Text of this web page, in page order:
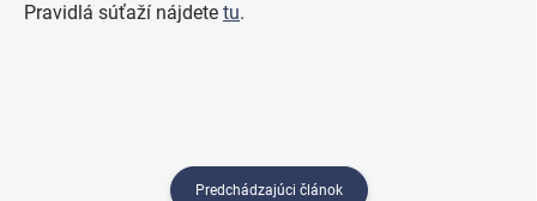
Pravidlá súťaží nájdete tu.
Predchádzajúci článok